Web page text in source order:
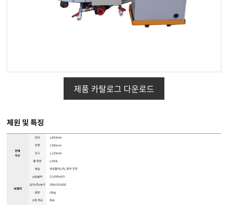
제품 카탈로그 다운로드